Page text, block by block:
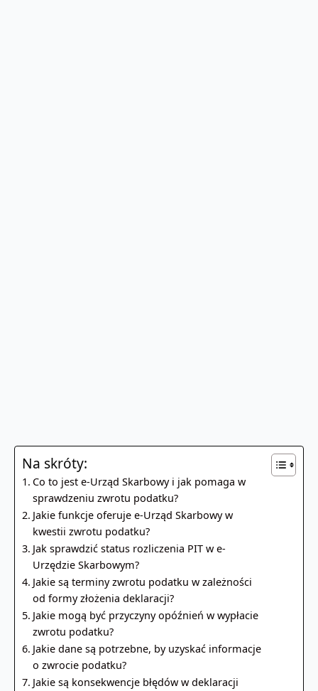
Na skróty:
Co to jest e-Urząd Skarbowy i jak pomaga w
sprawdzeniu zwrotu podatku?
Jakie funkcje oferuje e-Urząd Skarbowy w
kwestii zwrotu podatku?
Jak sprawdzić status rozliczenia PIT w e-
Urzędzie Skarbowym?
Jakie są terminy zwrotu podatku w zależności
od formy złożenia deklaracji?
Jakie mogą być przyczyny opóźnień w wypłacie
zwrotu podatku?
Jakie dane są potrzebne, by uzyskać informacje
o zwrocie podatku?
Jakie są konsekwencje błędów w deklaracji